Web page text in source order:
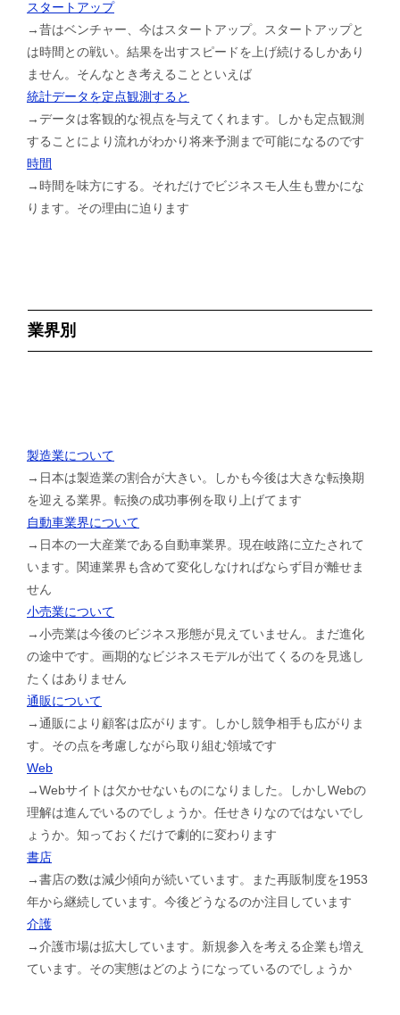
スタートアップ
→昔はベンチャー、今はスタートアップ。スタートアップと
は時間との戦い。結果を出すスピードを上げ続けるしかあり
ません。そんなとき考えることといえば
統計データを定点観測すると
→データは客観的な視点を与えてくれます。しかも定点観測
することにより流れがわかり将来予測まで可能になるのです
時間
→時間を味方にする。それだけでビジネスモ人生も豊かにな
ります。その理由に迫ります
業界別
製造業について
→日本は製造業の割合が大きい。しかも今後は大きな転換期
を迎える業界。転換の成功事例を取り上げてます
自動車業界について
→日本の一大産業である自動車業界。現在岐路に立たされて
います。関連業界も含めて変化しなければならず目が離せま
せん
小売業について
→小売業は今後のビジネス形態が見えていません。まだ進化
の途中です。画期的なビジネスモデルが出てくるのを見逃し
たくはありません
通販について
→通販により顧客は広がります。しかし競争相手も広がりま
す。その点を考慮しながら取り組む領域です
Web
→Webサイトは欠かせないものになりました。しかしWebの
理解は進んでいるのでしょうか。任せきりなのではないでし
ょうか。知っておくだけで劇的に変わります
書店
→書店の数は減少傾向が続いています。また再販制度を1953
年から継続しています。今後どうなるのか注目しています
介護
→介護市場は拡大しています。新規参入を考える企業も増え
ています。その実態はどのようになっているのでしょうか